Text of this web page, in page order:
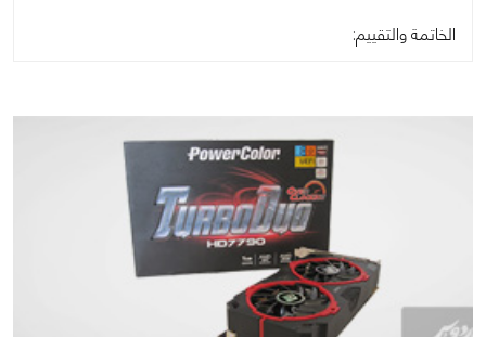
الخاتمة والتقييم: